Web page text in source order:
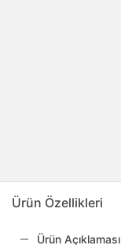
Ürün Özellikleri
Ürün Açıklaması